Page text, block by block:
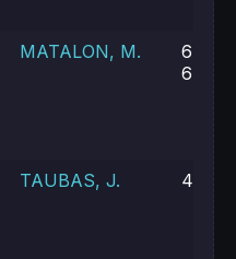
MATALON, M.
6-4,
6-7
TAUBAS, J. 4-6,